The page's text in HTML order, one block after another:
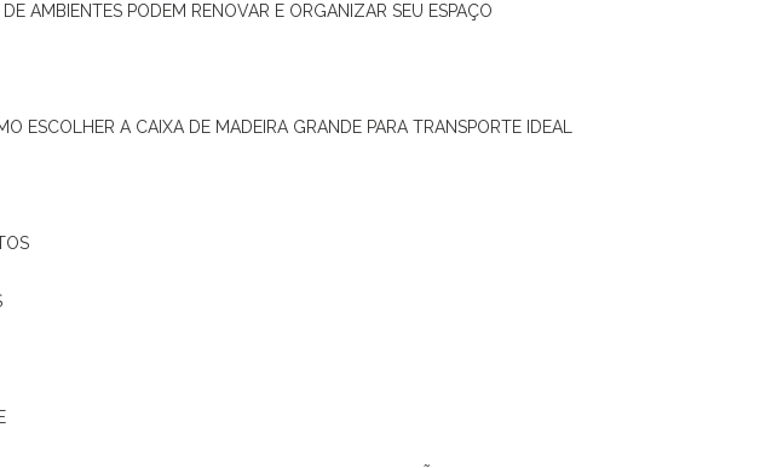
DE AMBIENTES PODEM RENOVAR E ORGANIZAR SEU ESPAÇO
ESCOLHER A CAIXA DE MADEIRA GRANDE PARA TRANSPORTE IDEAL